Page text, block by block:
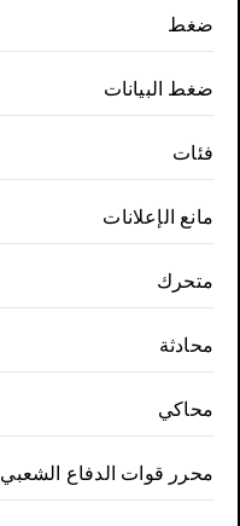
ضغط
ضغط البيانات
فئات
مانع الإعلانات
متحرك
محادثة
محاكي
محرر قوات الدفاع الشعبي